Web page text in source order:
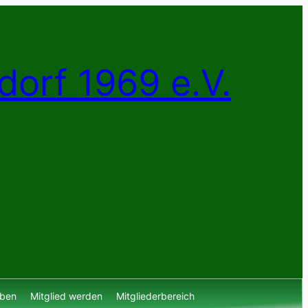
1969 e.V.
Mitglied werden Mitgliederbereich